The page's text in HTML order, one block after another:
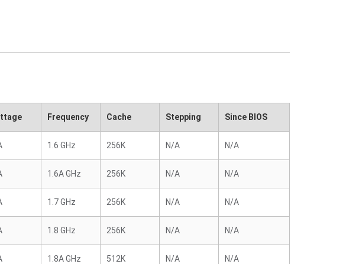
Frequency Cache Stepping Since BIOS
1.6 GHz 256K N/A N/A
1.6A GHz 256K N/A N/A
1.7 GHz 256K N/A N/A
1.8 GHz 256K N/A N/A
1.8A GHz 512K N/A N/A